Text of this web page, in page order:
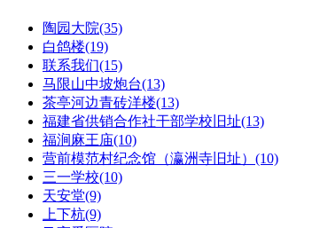
陶园大院(35)
白鸽楼(19)
联系我们(15)
马限山中坡炮台(13)
茶亭河边青砖洋楼(13)
福建省供销合作社干部学校旧址(13)
福涧麻王庙(10)
营前模范村纪念馆（瀛洲寺旧址）(10)
三一学校(10)
天安堂(9)
上下杭(9)